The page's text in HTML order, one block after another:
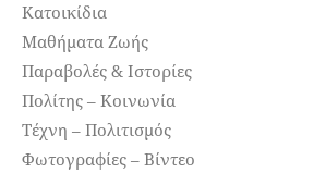
Κατοικίδια
Μαθήματα Ζωής
Παραβολές & Ιστορίες
Πολίτης – Κοινωνία
Τέχνη – Πολιτισμός
Φωτογραφίες – Βίντεο